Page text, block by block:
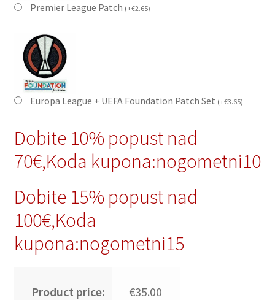
Premier League Patch (+€2.65)
Europa League + UEFA Foundation Patch Set (+€3.65)
Dobite 10% popust nad
70€,Koda kupona:nogometni10
Dobite 15% popust nad
100€,Koda
kupona:nogometni15
Product price: €35.00